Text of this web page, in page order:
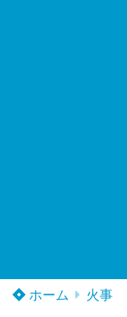
ホーム 火事